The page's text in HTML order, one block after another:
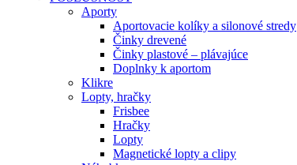
Aporty
Aportovacie kolíky a silonové stredy
Činky drevené
Činky plastové – plávajúce
Doplnky k aportom
Klikre
Lopty, hračky
Frisbee
Hračky
Lopty
Magnetické lopty a clipy